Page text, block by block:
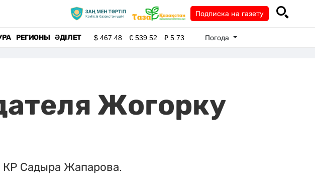
Подписка на газету
РЕГИОНЫ ӘДІЛЕТ $467.48 €539.52 ₽5.73 Погода
Жогорку
КР Садыра Жапарова.